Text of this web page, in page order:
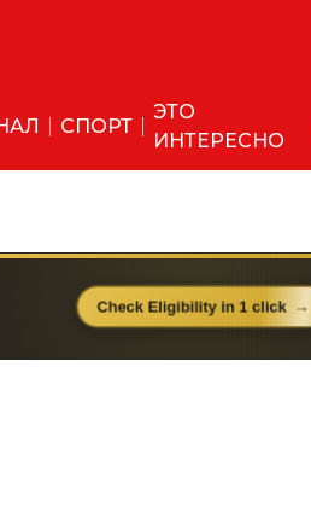
СПОРТ
ЭТО
ИНТЕРЕСНО
попытку
Трампа